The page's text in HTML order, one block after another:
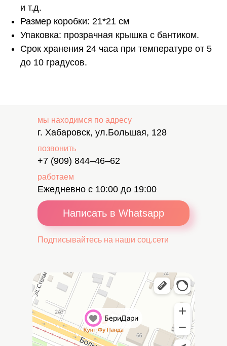
и т.д.
Размер коробки: 21*21 см
Упаковка: прозрачная крышка с бантиком.
Срок хранения 24 часа при температуре от 5
до 10 градусов.
+7 (909) 844–46–62
позвонить
работаем
мы находимся по адресу
г. Хабаровск, ул.Большая, 128
Ежедневно с 10:00 до 19:00
Подписывайтесь на наши соц.сети
Написать в Whatsapp